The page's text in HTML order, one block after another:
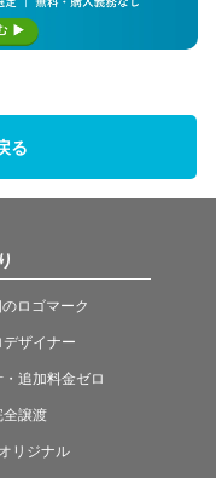
る
ロゴマーク
ザイナー
追加料金ゼロ
譲渡
リジナル